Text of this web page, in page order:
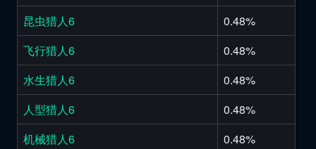
昆虫猎人6
0.48%
飞行猎人6
0.48%
水生猎人6
0.48%
人型猎人6
0.48%
机械猎人6
0.48%